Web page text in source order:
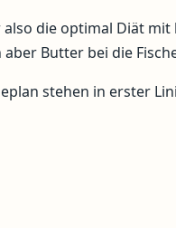
also die optimal Diät mit
Butter bei die
stehen in erster